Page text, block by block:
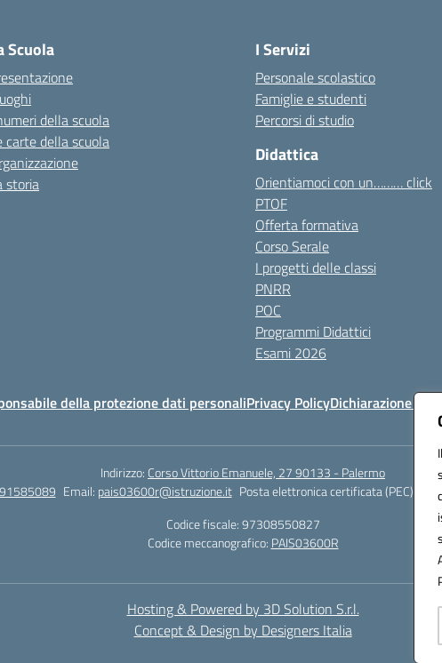
Scuola
della scuola
carte della scuola
storia
I Servizi
Personale scolastico
Famiglie e studenti
Percorsi di studio
Didattica
Orientiamoci con un……… click
PTOF
Offerta formativa
Corso Serale
I progetti delle classi
PNRR
POC
Programmi Didattici
Esami 2026
della protezione dati personaliPrivacy PolicyDichiarazione di
Indirizzo: Corso Vittorio Emanuele, 27 90133 - Palermo
Email: pais03600r@istruzione.it Posta elettronica certificata (PEC):
Codice fiscale: 97308550827
Codice meccanografico: PAIS03600R
Hosting & Powered by 3D Solution S.r.l.
Concept & Design by Designers Italia